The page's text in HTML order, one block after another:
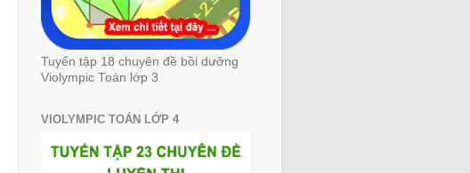
Tuyển tập 18 chuyên đề bồi dưỡng
Violympic Toán lớp 3
VIOLYMPIC TOÁN LỚP 4